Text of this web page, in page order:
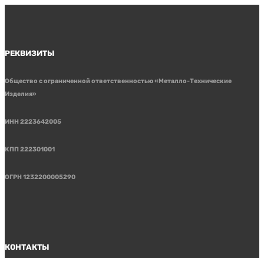
РЕКВИЗИТЫ
Общество с ограниченной ответственностью «Металло-Технические
Изделия»
ИНН 2223642005
КПП 222301001
ОГРН 1232200005290
КОНТАКТЫ